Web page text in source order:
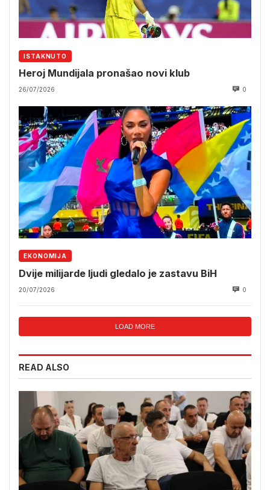
ISTAKNUTO
Heroj Mundijala pronašao novi klub
26/07/2026 0
EKONOMIJA
Dvije milijarde ljudi gledalo je zastavu BiH
20/07/2026 0
LOAD MORE
READ ALSO